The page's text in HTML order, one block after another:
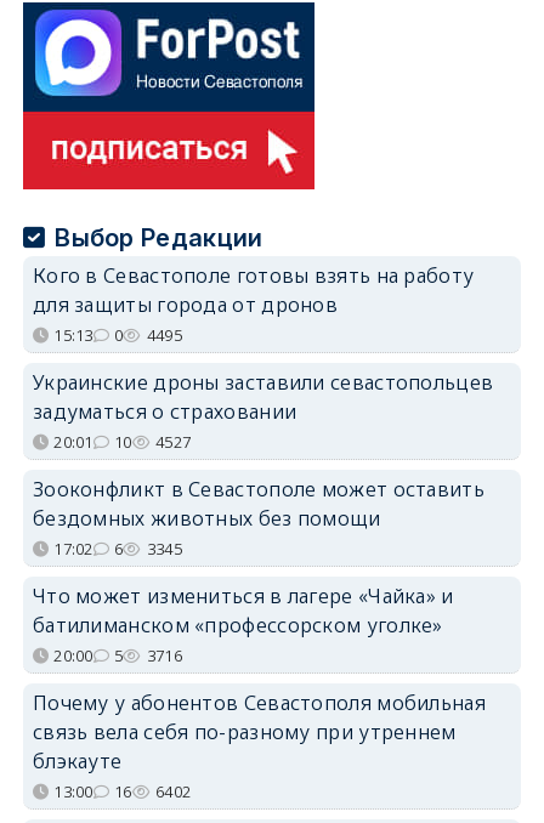
Выбор Редакции
Кого в Севастополе готовы взять на работу
для защиты города от дронов
15:13 0 4495
Украинские дроны заставили севастопольцев
задуматься о страховании
20:01 10 4527
Зооконфликт в Севастополе может оставить
бездомных животных без помощи
17:02 6 3345
Что может измениться в лагере «Чайка» и
батилиманском «профессорском уголке»
20:00 5 3716
Почему у абонентов Севастополя мобильная
связь вела себя по-разному при утреннем
блэкауте
13:00 16 6402